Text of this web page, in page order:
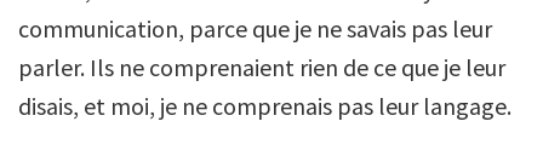
communication, parce que je ne savais pas leur
parler. Ils ne comprenaient rien de ce que je leur
disais, et moi, je ne comprenais pas leur langage.